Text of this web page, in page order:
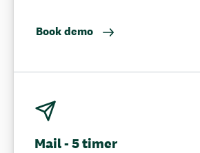
Book demo
Mail - 5 timer